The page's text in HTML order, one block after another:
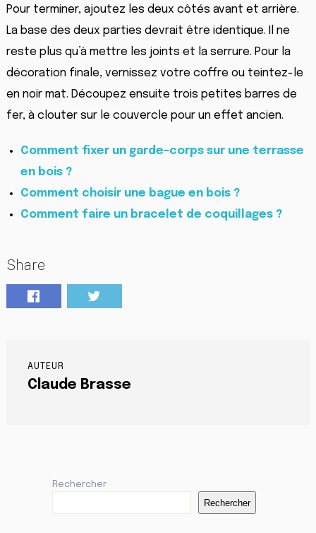
Pour terminer, ajoutez les deux côtés avant et arrière.
La base des deux parties devrait être identique. Il ne
reste plus qu’à mettre les joints et la serrure. Pour la
décoration finale, vernissez votre coffre ou teintez-le
en noir mat. Découpez ensuite trois petites barres de
fer, à clouter sur le couvercle pour un effet ancien.
Comment fixer un garde-corps sur une terrasse
en bois ?
Comment choisir une bague en bois ?
Comment faire un bracelet de coquillages ?
Share
AUTEUR
Claude Brasse
Rechercher
Rechercher